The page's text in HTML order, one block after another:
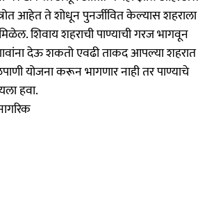
आहेत ते शोधून पुनर्जीवित केल्यास शहराला
शिवाय शहराची पाण्याची गरज भागवून
देऊ शकतो एवढी ताकद आपल्या शहरात
योजना करून भागणार नाही तर पाण्याचे
हवा.